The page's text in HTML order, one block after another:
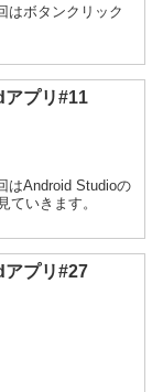
はボタンクリック
プリ#11
はAndroid Studioの
ていきます。
プリ#27